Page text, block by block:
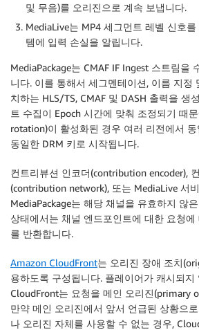
및 무음)를 오리진으로 계속 보냅니다.
MediaLive는 MP4 세그먼트 레벨 신호
템에 입력 손실을 알립니다.
MediaPackage는 CMAF IF Ingest 스트림을
니다. 이를 통해서 세그멘테이션, 이름 지정
치하는 HLS/TS, CMAF 및 DASH 출력을 생
트 수집이 Epoch 시간에 맞춰 조정되기 때
rotation)이 활성화된 경우 여러 리전에서
동일한 DRM 키로 시작됩니다.
컨트리뷰션 인코더(contribution encoder),
(contribution network), 또는 MediaLive 서
MediaPackage는 해당 채널을 유효하지 않
상태에서는 채널 엔드포인트에 대한 요청
를 반환합니다.
Amazon CloudFront는 오리진 장애 조치
용하도록 구성됩니다. 플레이어가 캐시되
CloudFront는 요청을 메인 오리진(primary
만약 메인 오리진에서 앞서 언급된 상황으
나 오리진 자체를 사용할 수 없는 경우,